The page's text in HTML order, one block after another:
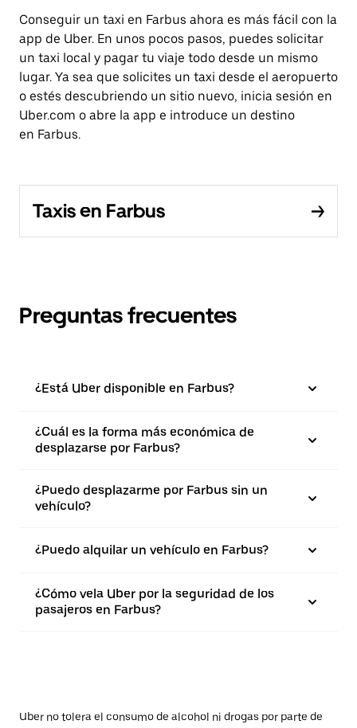
Conseguir un taxi en Farbus ahora es más fácil con la
app de Uber. En unos pocos pasos, puedes solicitar
un taxi local y pagar tu viaje todo desde un mismo
lugar. Ya sea que solicites un taxi desde el aeropuerto
o estés descubriendo un sitio nuevo, inicia sesión en
Uber.com o abre la app e introduce un destino
en Farbus.
Taxis en Farbus
Preguntas frecuentes
¿Está Uber disponible en Farbus?
¿Cuál es la forma más económica de
desplazarse por Farbus?
¿Puedo desplazarme por Farbus sin un
vehículo?
¿Puedo alquilar un vehículo en Farbus?
¿Cómo vela Uber por la seguridad de los
pasajeros en Farbus?
Uber no tolera el consumo de alcohol ni drogas por parte de